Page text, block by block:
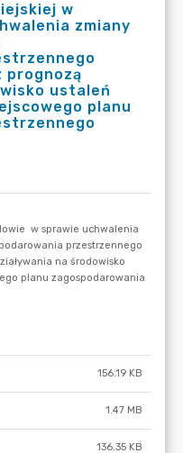
w
zmiany
prognozą
ustaleń
planu
156.19 KB
1.47 MB
136.35 KB